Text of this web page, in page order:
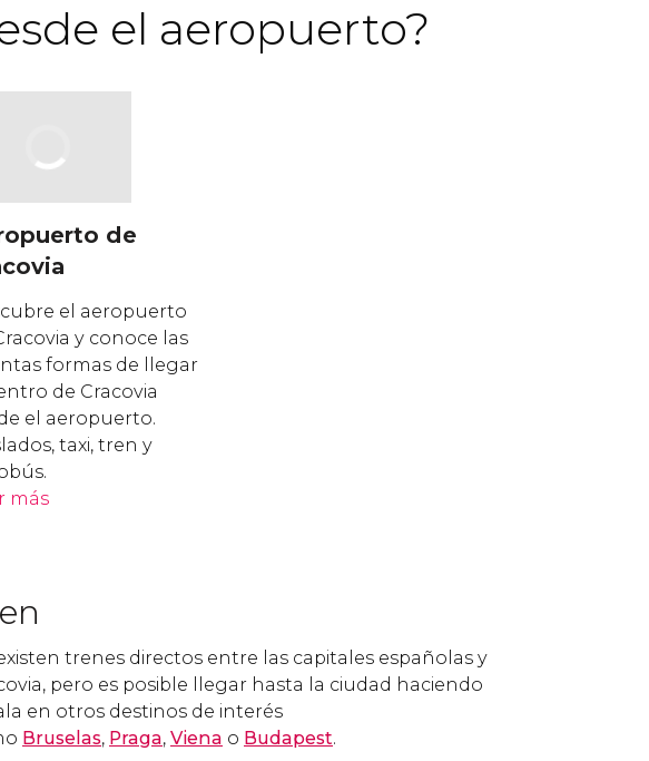
el aeropuerto?
de
el aeropuerto
y conoce las
formas de llegar
de Cracovia
el aeropuerto.
taxi, tren y
más
trenes directos entre las capitales españolas y
pero es posible llegar hasta la ciudad haciendo
en otros destinos de interés
Bruselas, Praga, Viena o Budapest.